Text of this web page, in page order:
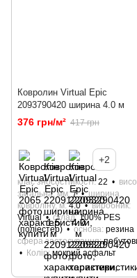
Ковролин Virtual Epic
2093790420 ширина 4.0 м
376 грн/м² 417 грн
+2
клас зносостійкості 22
загальна, мм 7
ширина
ковроліну, м 4.0
виробник
Virtual
склад 100% РES
(поліестер)
основа резина
сфера застосування
Колір мокрий асфальт